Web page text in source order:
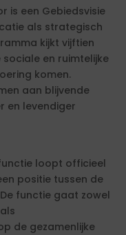
is een Gebiedsvisie
als strategisch
kijkt vijftien
en ruimtelijke
komen.
aan blijvende
en levendiger
loopt officieel
positie tussen de
functie gaat zowel
de gezamenlijke